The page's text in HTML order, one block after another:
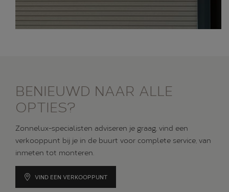
BENIEUWD NAAR ALLE
OPTIES?
Zonnelux-specialisten adviseren je graag, vind een
verkooppunt bij je in de buurt voor complete service, van
inmeten tot monteren.
VIND EEN VERKOOPPUNT